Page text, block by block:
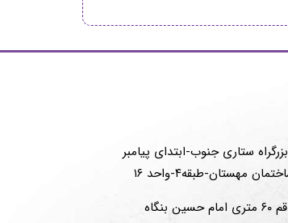
ستاری جنوب-ابتدای پیامبر
انبار ۱: جاده قدیم قم ۶۰ متری امام حسین بنگاه